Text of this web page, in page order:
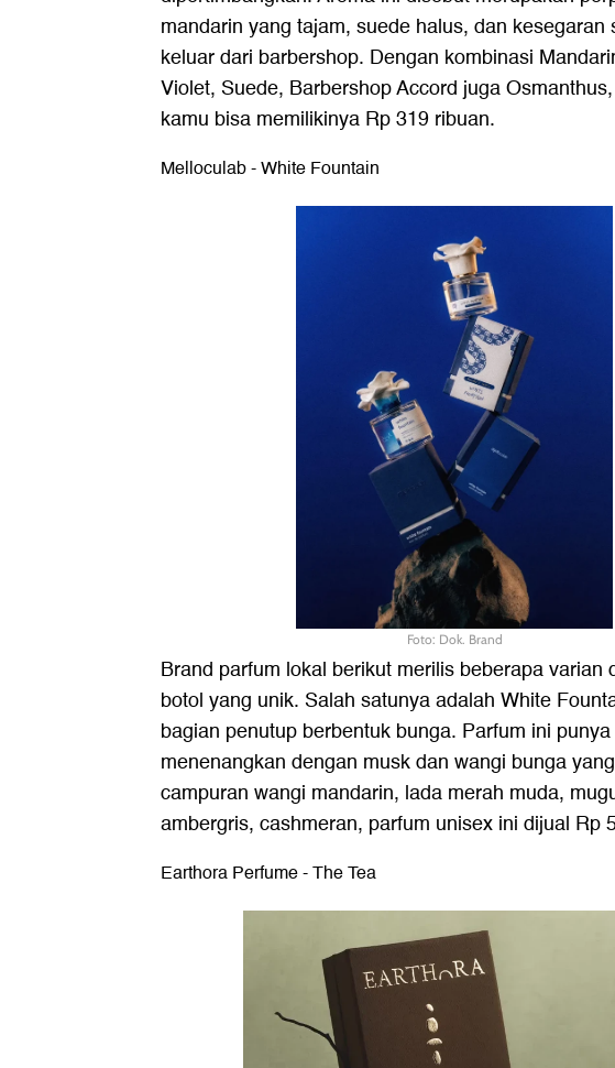
mandarin yang tajam, suede halus, dan kesegaran
keluar dari barbershop. Dengan kombinasi
Violet, Suede, Barbershop Accord juga
kamu bisa memilikinya Rp 319 ribuan.
Melloculab - White Fountain
Foto: Dok. Brand
Brand parfum lokal berikut merilis beberapa varian
botol yang unik. Salah satunya adalah White
bagian penutup berbentuk bunga. Parfum ini
menenangkan dengan musk dan wangi bunga
campuran wangi mandarin, lada merah muda,
ambergris, cashmeran, parfum unisex ini dijual Rp
Earthora Perfume - The Tea